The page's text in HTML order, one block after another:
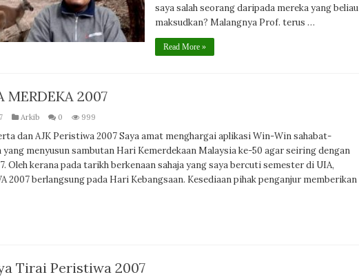
saya salah seorang daripada mereka yang beliau
maksudkan? Malangnya Prof. terus …
Read More »
MERDEKA 2007
Arkib 0 999
dan AJK Peristiwa 2007 Saya amat menghargai aplikasi Win-Win sahabat-
menyusun sambutan Hari Kemerdekaan Malaysia ke-50 agar seiring dengan
Oleh kerana pada tarikh berkenaan sahaja yang saya bercuti semester di UIA,
2007 berlangsung pada Hari Kebangsaan. Kesediaan pihak penganjur memberikan
Tirai Peristiwa 2007